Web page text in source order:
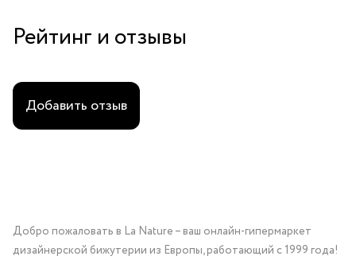
Рейтинг и отзывы
Добавить отзыв
Добро пожаловать в La Nature – ваш онлайн-гипермаркет
дизайнерской бижутерии из Европы, работающий с 1999 года!